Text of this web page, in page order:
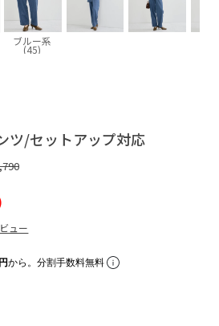
ブルー系
(45)
ツ/セットアップ対応
ュー
から。分割手数料無料